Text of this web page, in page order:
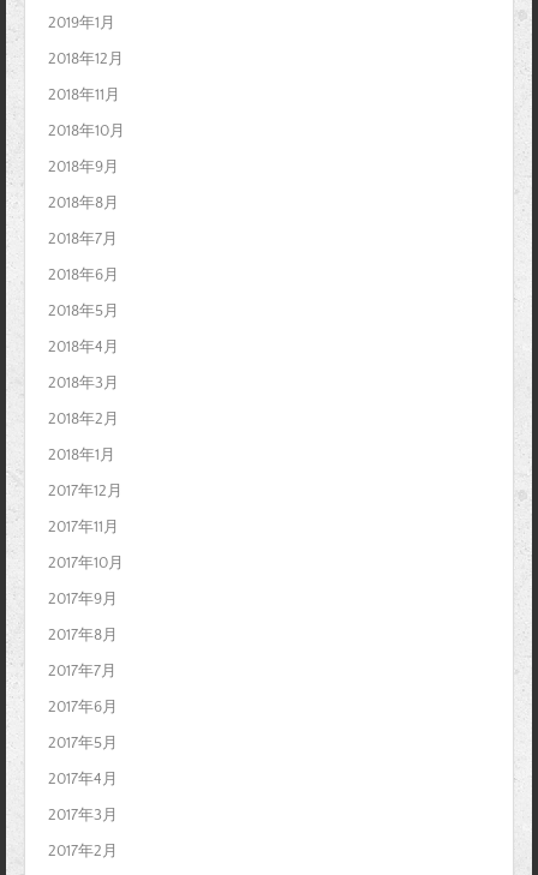
2019年1月
2018年12月
2018年11月
2018年10月
2018年9月
2018年8月
2018年7月
2018年6月
2018年5月
2018年4月
2018年3月
2018年2月
2018年1月
2017年12月
2017年11月
2017年10月
2017年9月
2017年8月
2017年7月
2017年6月
2017年5月
2017年4月
2017年3月
2017年2月